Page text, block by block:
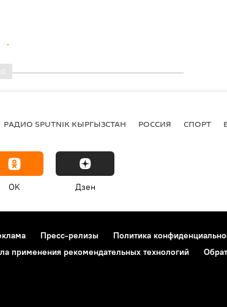
РАДИО SPUTNIK КЫРГЫЗСТАН РОССИЯ СПОРТ
OK Дзен
Пресс-релизы
Политика
применения рекомендательных технологий